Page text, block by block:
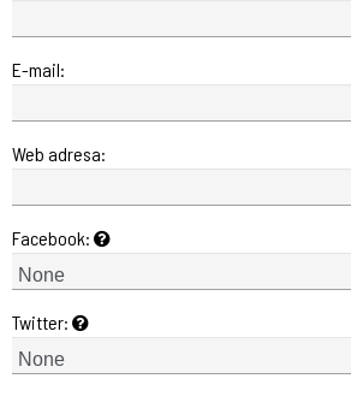
E-mail:
Web adresa:
Facebook:
Twitter: